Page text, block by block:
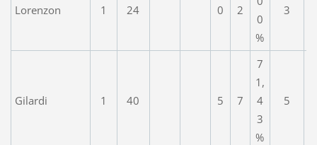
Lorenzon 1 24 0 2
0
%
3
Gilardi 1 40 5 7
7
1,
4
3
%
5